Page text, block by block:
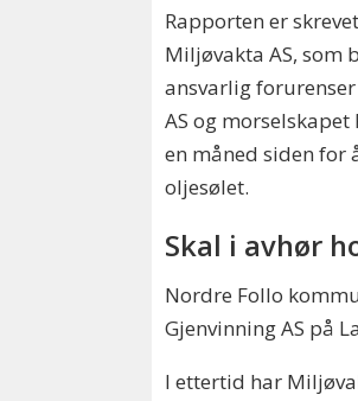
Rapporten er
Miljøvakta AS, som
ansvarlig
AS og
en måned siden for
oljesølet.
Skal i avhør
Nordre Follo
Gjenvinning AS på
I ettertid har